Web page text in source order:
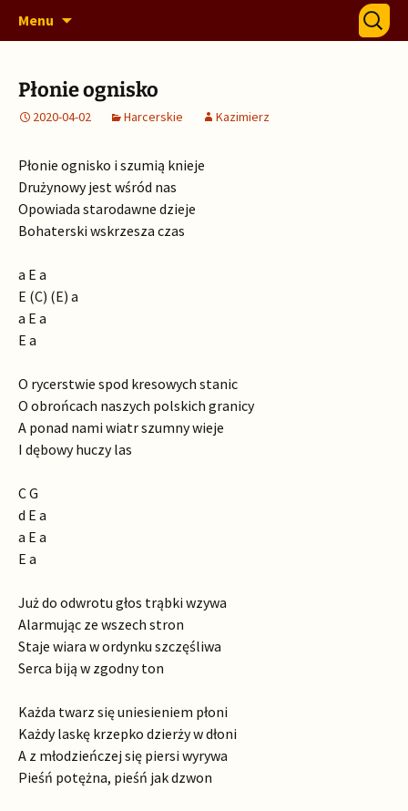
328 Horda
Szczep 328 Warszawskich Drużyn Harcerskich
i Gromad Zuchowych "Horda"
Menu Szukaj:
Płonie ognisko
2020-04-02 Harcerskie Kazimierz
Płonie ognisko i szumią knieje
Drużynowy jest wśród nas
Opowiada starodawne dzieje
Bohaterski wskrzesza czas
a E a
E (C) (E) a
a E a
E a
O rycerstwie spod kresowych stanic
O obrońcach naszych polskich granicy
A ponad nami wiatr szumny wieje
I dębowy huczy las
C G
d E a
a E a
E a
Już do odwrotu głos trąbki wzywa
Alarmując ze wszech stron
Staje wiara w ordynku szczęśliwa
Serca biją w zgodny ton
Każda twarz się uniesieniem płoni
Każdy laskę krzepko dzierży w dłoni
A z młodzieńczej się piersi wyrywa
Pieśń potężna, pieśń jak dzwon